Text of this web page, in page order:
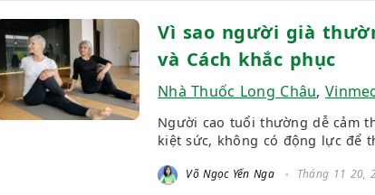
Vì sao người già
và Cách khắc phục
Nhà Thuốc Long Châu,Vinmec
Người cao tuổi thường dễ cảm
kiệt sức, không có động lực để
Võ Ngọc Yến Nga Tháng 11 20,